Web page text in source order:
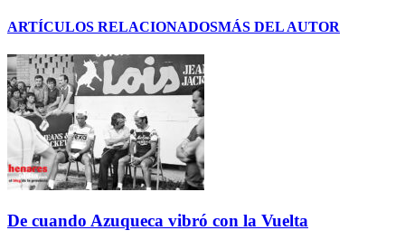
ARTÍCULOS RELACIONADOSMÁS DEL AUTOR
De cuando Azuqueca vibró con la Vuelta